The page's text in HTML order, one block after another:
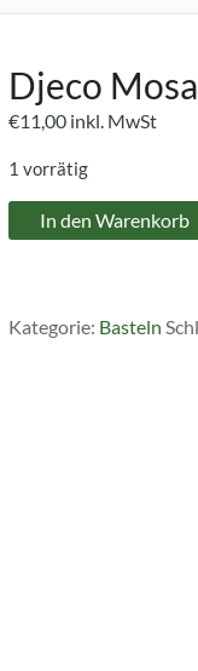
Djeco
€11,00 inkl. MwSt
1 vorrätig
Djeco
Mosaikbild
In den Warenkorb
Kategorie: Basteln